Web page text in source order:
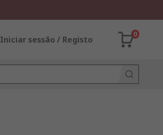
Iniciar sessão / Registo
0